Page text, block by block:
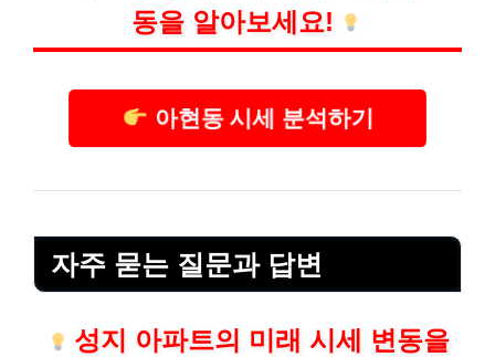
동을 알아보세요!
아현동 시세 분석하기
자주 묻는 질문과 답변
성지 아파트의 미래 시세 변동을